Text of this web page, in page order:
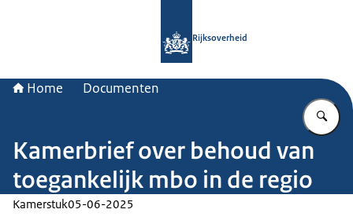
Rijksoverheid
Home Documenten
Kamerbrief over behoud van
toegankelijk mbo in de regio
Kamerstuk05-06-2025